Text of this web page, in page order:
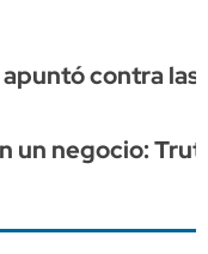
contra
un negocio: